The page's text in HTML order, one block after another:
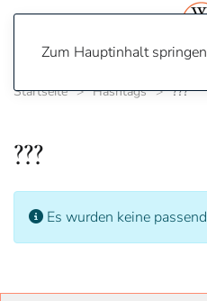
Zum Hauptinhalt springen
Startseite Hashtags ???
???
Information
Es wurden keine